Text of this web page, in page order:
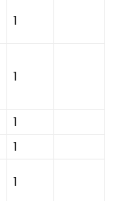
1
1
1
1
1